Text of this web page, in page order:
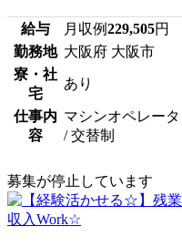
給与 月収例229,505円
勤務地 大阪府 大阪市
寮・社
宅
あり
仕事内
容
マシンオペレー
/ 交替制
募集が停止しています